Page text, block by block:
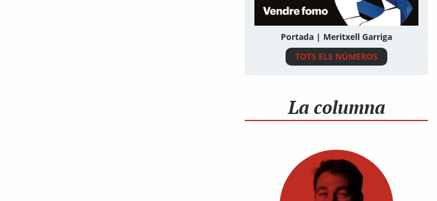
Portada | Meritxell Garriga
TOTS ELS NÚMEROS
La columna